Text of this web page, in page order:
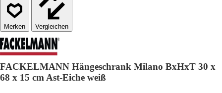
Vergleichen
FACKELMANN Hängeschrank Milano BxHxT 30 x
68 x 15 cm Ast-Eiche weiß